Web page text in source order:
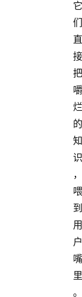
它
们
直
接
把
嚼
烂
的
知
识
，
喂
到
用
户
嘴
里
。